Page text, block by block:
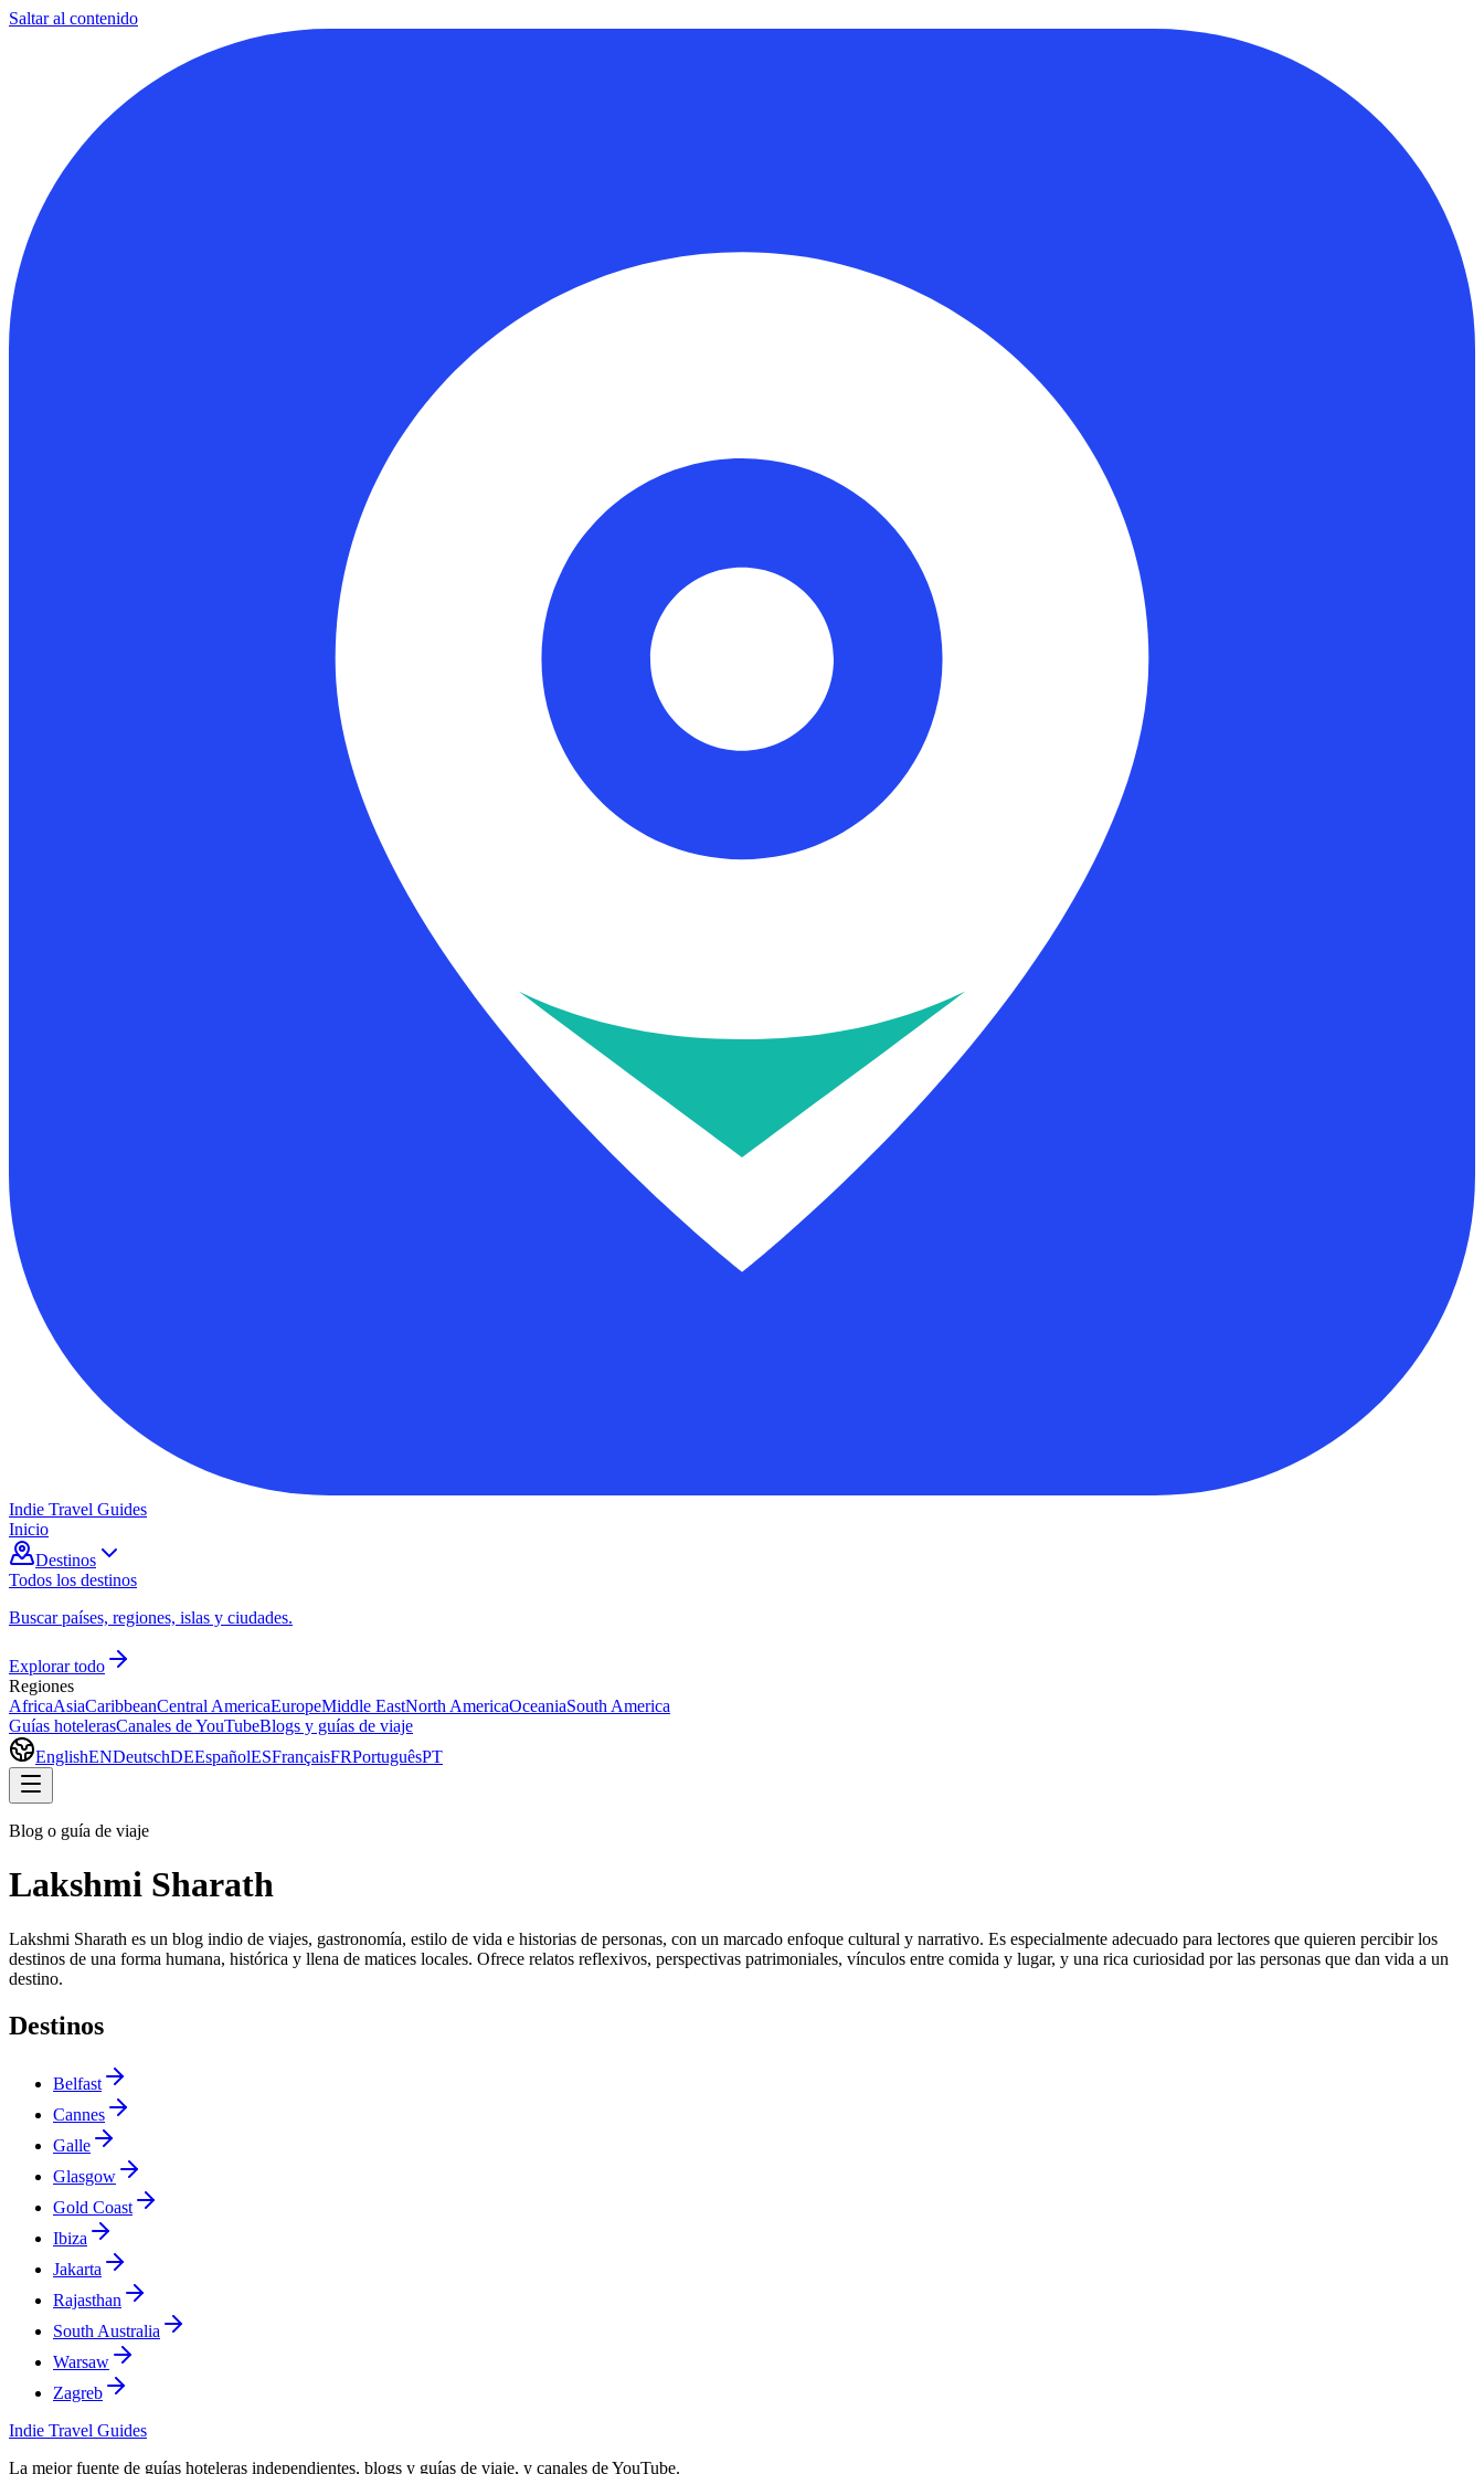
Saltar al contenido
Indie Travel Guides
Inicio
Destinos
Todos los destinos
Buscar países, regiones, islas y ciudades.
Explorar todo
Regiones
AfricaAsiaCaribbeanCentral AmericaEuropeMiddle EastNorth AmericaOceaniaSouth America
Guías hotelerasCanales de YouTubeBlogs y guías de viaje
EnglishENDeutschDEEspañolESFrançaisFRPortuguêsPT
Blog o guía de viaje
Lakshmi Sharath
Lakshmi Sharath es un blog indio de viajes, gastronomía, estilo de vida e historias de personas, con un marcado enfoque cultural y narrativo. Es especialmente adecuado para lectores que quieren percibir los
destinos de una forma humana, histórica y llena de matices locales. Ofrece relatos reflexivos, perspectivas patrimoniales, vínculos entre comida y lugar, y una rica curiosidad por las personas que dan vida a un
destino.
Destinos
Belfast
Cannes
Galle
Glasgow
Gold Coast
Ibiza
Jakarta
Rajasthan
South Australia
Warsaw
Zagreb
Indie Travel Guides
La mejor fuente de guías hoteleras independientes, blogs y guías de viaje, y canales de YouTube.